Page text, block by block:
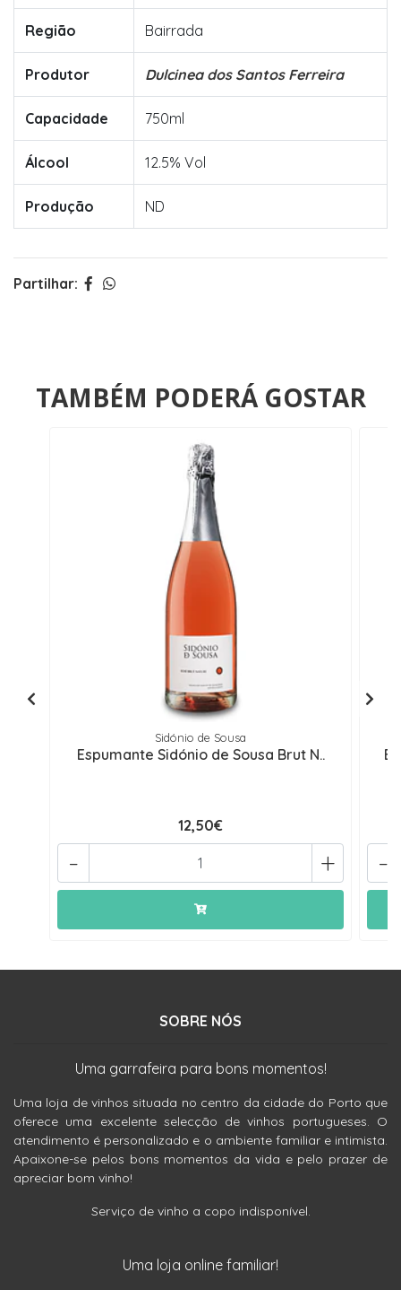
Região Bairrada
Produtor Dulcinea dos Santos Ferreira
Capacidade 750ml
Álcool 12.5% Vol
Produção ND
Partilhar:
TAMBÉM PODERÁ GOSTAR
Sidónio de Sousa
Espumante Sidónio de Sousa Brut N..
12,50€
+
- -
SOBRE NÓS
Uma garrafeira para bons momentos!
Uma loja de vinhos situada no centro da cidade do Porto que
oferece uma excelente selecção de vinhos portugueses. O
atendimento é personalizado e o ambiente familiar e intimista.
Apaixone-se pelos bons momentos da vida e pelo prazer de
apreciar bom vinho!
Serviço de vinho a copo indisponível.
Uma loja online familiar!